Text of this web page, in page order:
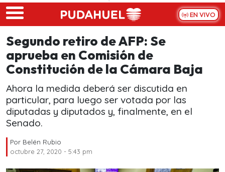
Skip to main content
EN VIVO
Segundo retiro de AFP: Se
aprueba en Comisión de
Constitución de la Cámara Baja
Ahora la medida deberá ser discutida en
particular, para luego ser votada por las
diputadas y diputados y, finalmente, en el
Senado.
Por Belén Rubio
octubre 27, 2020 - 5:43 pm